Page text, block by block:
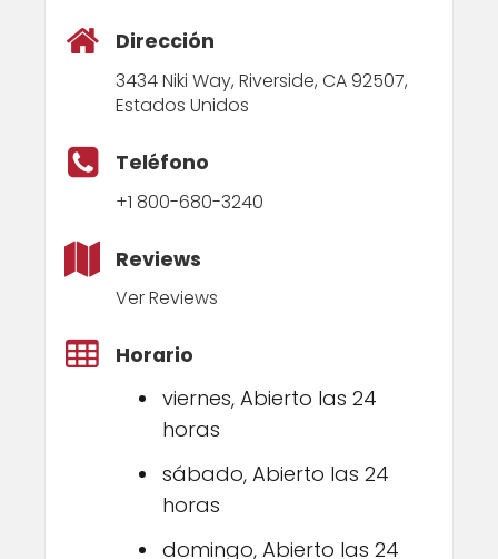
Dirección
3434 Niki Way, Riverside, CA 92507,
Estados Unidos
Teléfono
+1 800-680-3240
Reviews
Ver Reviews
Horario
viernes, Abierto las 24
horas
sábado, Abierto las 24
horas
domingo, Abierto las 24